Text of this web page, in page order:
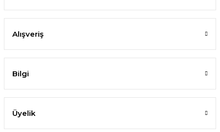
Alışveriş
Bilgi
Üyelik